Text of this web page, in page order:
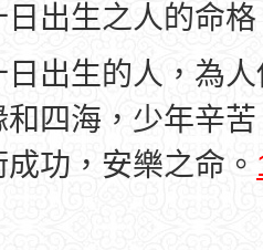
日出生之人的命
日出生的人，為
和四海，少年辛
功，安樂之命。